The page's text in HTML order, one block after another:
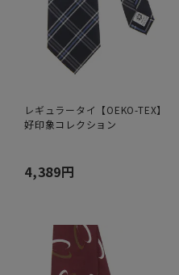
レギュラータイ【OEKO-TEX】
好印象コレクション
4,389円